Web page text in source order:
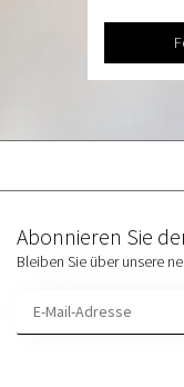
Abonnieren Sie
Bleiben Sie über unsere